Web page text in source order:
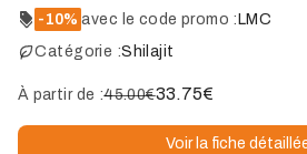
-10% avec le code promo : LMC
Catégorie :Shilajit
À partir de :45.00€33.75€
Voir la fiche